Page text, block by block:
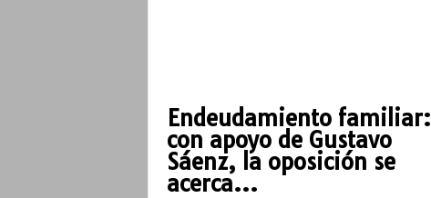
Endeudamiento familiar:
con apoyo de Gustavo
Sáenz, la oposición se
acerca...